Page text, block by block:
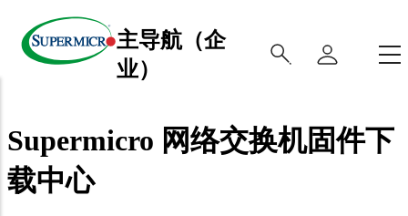
主导航（企
业）
Supermicro 网络交换机固件下
载中心